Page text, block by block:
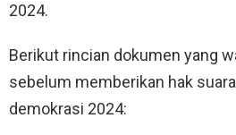
2024.
Berikut rincian dokumen yang
sebelum memberikan hak
demokrasi 2024: